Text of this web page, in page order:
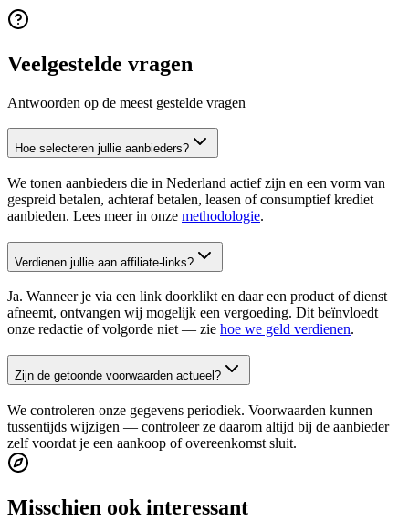
Veelgestelde vragen
Antwoorden op de meest gestelde vragen
Hoe selecteren jullie aanbieders?
We tonen aanbieders die in Nederland actief zijn en een vorm van
gespreid betalen, achteraf betalen, leasen of consumptief krediet
aanbieden. Lees meer in onze methodologie.
Verdienen jullie aan affiliate-links?
Ja. Wanneer je via een link doorklikt en daar een product of dienst
afneemt, ontvangen wij mogelijk een vergoeding. Dit beïnvloedt
onze redactie of volgorde niet — zie hoe we geld verdienen.
Zijn de getoonde voorwaarden actueel?
We controleren onze gegevens periodiek. Voorwaarden kunnen
tussentijds wijzigen — controleer ze daarom altijd bij de aanbieder
zelf voordat je een aankoop of overeenkomst sluit.
Misschien ook interessant